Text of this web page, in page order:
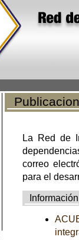
La Red de
correo
para el
Información